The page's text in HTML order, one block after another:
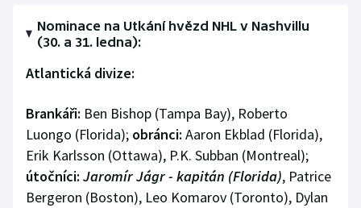
Nominace na Utkání hvězd NHL v Nashvillu
(30. a 31. ledna):
Atlantická divize:
Brankáři: Ben Bishop (Tampa Bay), Roberto
Luongo (Florida); obránci: Aaron Ekblad (Florida),
Erik Karlsson (Ottawa), P.K. Subban (Montreal);
útočníci: Jaromír Jágr - kapitán (Florida), Patrice
Bergeron (Boston), Leo Komarov (Toronto), Dylan